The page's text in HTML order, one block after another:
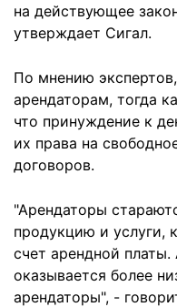
на действующее
утверждает Сигал.
По мнению
арендаторам, тогда
что принуждение к
их права на
договоров.
"Арендаторы
продукцию и услуги,
счет арендной
оказывается более
арендаторы", -